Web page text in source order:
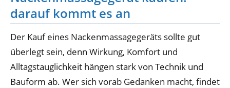
darauf kommt es an
Der Kauf eines Nackenmassagegeräts sollte gut
überlegt sein, denn Wirkung, Komfort und
Alltagstauglichkeit hängen stark von Technik und
Bauform ab. Wer sich vorab Gedanken macht, findet